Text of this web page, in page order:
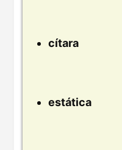
cítara
estática